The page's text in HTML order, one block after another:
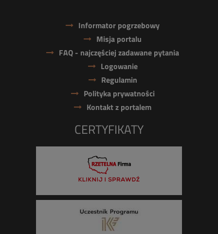
Informator pogrzebowy
Misja portalu
FAQ - najczęściej zadawane pytania
Logowanie
Regulamin
Polityka prywatności
Kontakt z portalem
CERTYFIKATY